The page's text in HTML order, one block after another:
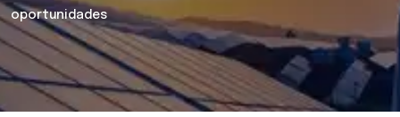
oportunidades